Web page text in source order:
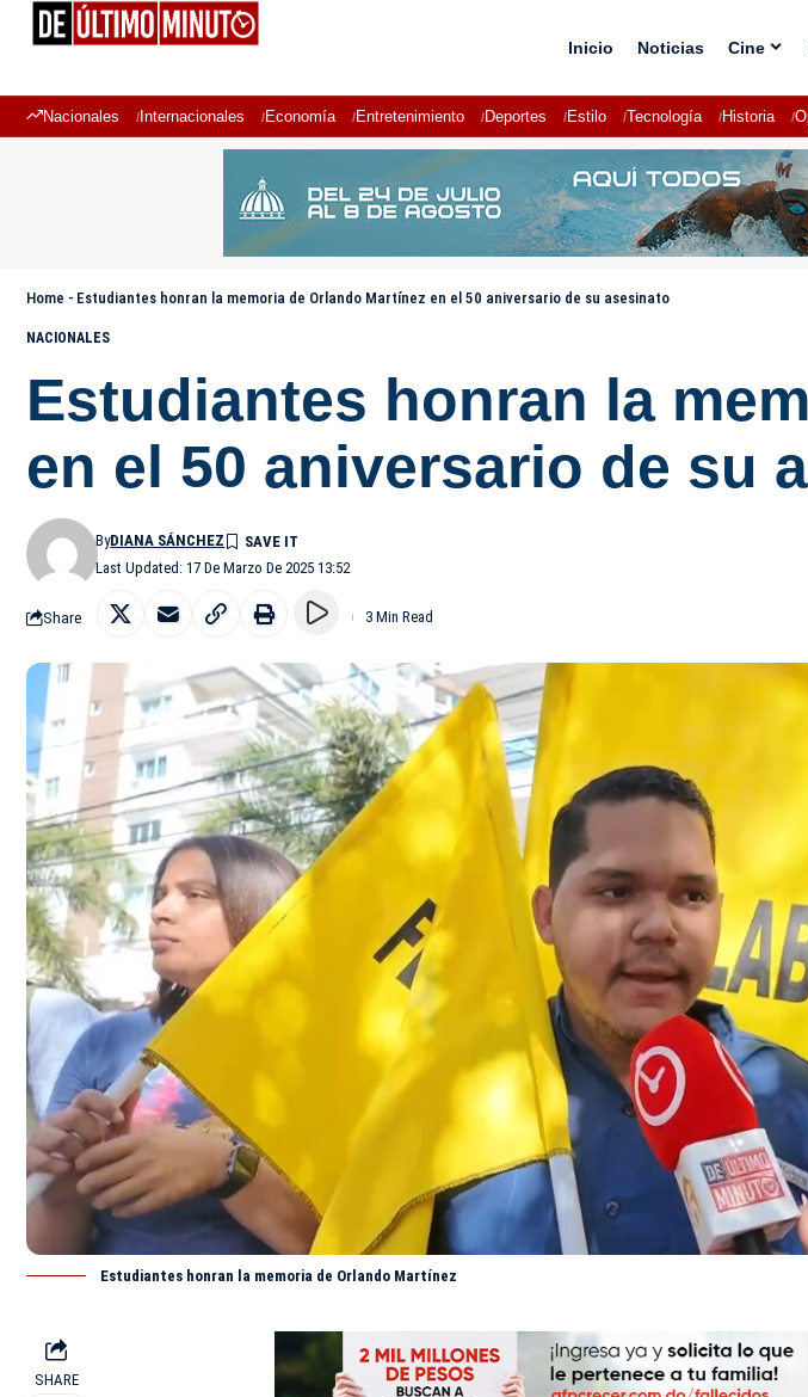
Inicio Noticias Cine
Nacionales Internacionales Economía Entretenimiento Deportes Estilo Tecnología Historia
Home - Estudiantes honran la memoria de Orlando Martínez en el 50 aniversario de su asesinato
NACIONALES
Estudiantes honran la
en el 50 aniversario de su
Last Updated: 17 De Marzo De 2025 13:52
ByDIANA SÁNCHEZ
Share 3 Min Read
Estudiantes honran la memoria de Orlando Martínez
SHARE